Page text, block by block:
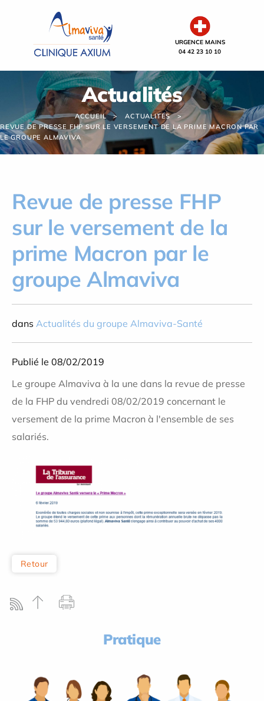
URGENCE MAINS
04 42 23 10 10
Actualités
ACCUEIL
ACTUALITÉS
REVUE DE PRESSE FHP SUR LE VERSEMENT DE LA PRIME MACRON PAR
LE GROUPE ALMAVIVA
Revue de presse FHP
sur le versement de la
prime Macron par le
groupe Almaviva
dans Actualités du groupe Almaviva-Santé
Publié le 08/02/2019
Le groupe Almaviva à la une dans la revue de presse
de la FHP du vendredi 08/02/2019 concernant le
versement de la prime Macron à l'ensemble de ses
salariés.
Retour
Pratique